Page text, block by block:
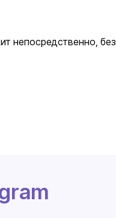
непосредственно, без